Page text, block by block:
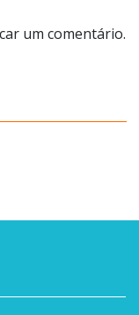
um comentário.